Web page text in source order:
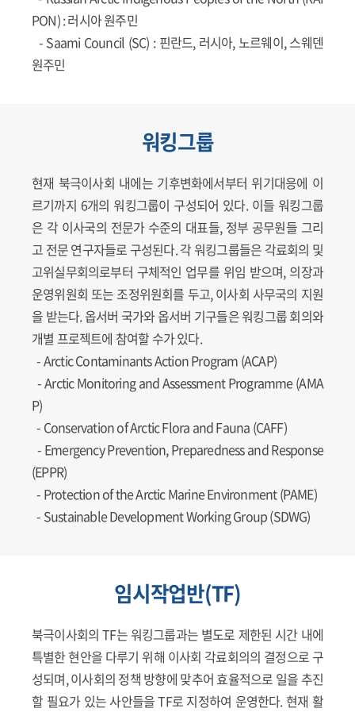
PON): 러시아 원주민
- Saami Council (SC) : 핀란드, 러시아, 노르웨이, 스웨덴
원주민
워킹그룹
현재 북극이사회 내에는 기후변화에서부터 위기대응에 이
르기까지 6개의 워킹그룹이 구성되어 있다. 이들 워킹그룹
은 각 이사국의 전문가 수준의 대표들, 정부 공무원들 그리
고 전문 연구자들로 구성된다. 각 워킹그룹들은 각료회의 및
고위실무회의로부터 구체적인 업무를 위임 받으며, 의장과
운영위원회 또는 조정위원회를 두고, 이사회 사무국의 지원
을 받는다. 옵서버 국가와 옵서버 기구들은 워킹그룹 회의와
개별 프로젝트에 참여할 수가 있다.
-Arctic Contaminants Action Program (ACAP)
-Arctic Monitoring and Assessment Programme (AMA
P)
- Conservation of Arctic Flora and Fauna (CAFF)
- Emergency Prevention, Preparedness and Response
(EPPR)
- Protection of the Arctic Marine Environment (PAME)
- Sustainable Development Working Group (SDWG)
임시작업반(TF)
북극이사회의 TF는 워킹그룹과는 별도로 제한된 시간 내에
특별한 현안을 다루기 위해 이사회 각료회의의 결정으로 구
성되며, 이사회의 정책 방향에 맞추어 효율적으로 일을 추진
할 필요가 있는 사안들을 TF로 지정하여 운영한다. 현재 활